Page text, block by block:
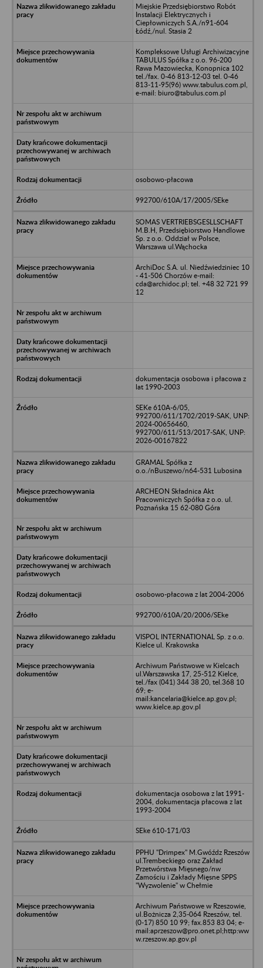
Miejskie Przedsiębiorstwo Robót
Instalacji Elektrycznych i
Ciepłowniczych S.A./n91-604
Łódź,/nul. Stasia 2
Kompleksowe Usługi Archiwizacyjne
TABULUS Spółka z o.o. 96-200
Rawa Mazowiecka, Konopnica 102
tel./fax. 0-46 813-12-03 tel. 0-46
813-11-95(96) www.tabulus.com.pl,
e-mail: biuro@tabulus.com.pl
osobowo-płacowa
992700/610A/17/2005/SEke
SOMAS VERTRIEBSGESLLSCHAFT
M.B.H, Przedsiębiorstwo Handlowe
Sp. z o.o. Oddział w Polsce,
Warszawa ul.Wąchocka
ArchiDoc S.A. ul. Niedźwiedziniec 10
- 41-506 Chorzów e-mail:
cda@archidoc.pl; tel. +48 32 721 99
12
dokumentacja osobowa i płacowa z
lat 1990-2003
SEKe 610A-6/05,
992700/611/1702/2019-SAK, UNP:
2024-00656460,
992700/611/513/2017-SAK, UNP:
2026-00167822
GRAMAL Spółka z
o.o./nBuszewo/n64-531 Lubosina
ARCHEON Składnica Akt
Pracowniczych Spółka z o.o. ul.
Poznańska 15 62-080 Góra
osobowo-płacowa z lat 2004-2006
992700/610A/20/2006/SEke
VISPOL INTERNATIONAL Sp. z o.o.
Kielce ul. Krakowska
Archiwum Państwowe w Kielcach
ul.Warszawska 17, 25-512 Kielce,
tel./fax (041) 344 38 20, tel.368 10
69; e-
mail:kancelaria@kielce.ap.gov.pl;
www.kielce.ap.gov.pl
dokumentacja osobowa z lat 1991-
2004, dokumentacja płacowa z lat
1993-2004
SEke 610-171/03
PPHU "Drimpex" M.Gwóźdz Rzeszów
ul.Trembeckiego oraz Zakład
Przetwórstwa Mięsnego/nw
Zamościu i Zakłady Mięsne SPPS
"Wyzwolenie" w Chełmie
Archiwum Państwowe w Rzeszowie,
ul.Bożnicza 2,35-064 Rzeszów, tel.
(0-17) 850 10 99; fax.853 83 04; e-
mail:aprzeszow@pro.onet.pl;http:ww
w.rzeszow.ap.gov.pl